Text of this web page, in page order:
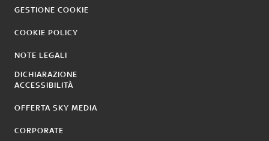
GESTIONE COOKIE
COOKIE POLICY
NOTE LEGALI
DICHIARAZIONE
ACCESSIBILITÀ
OFFERTA SKY MEDIA
CORPORATE